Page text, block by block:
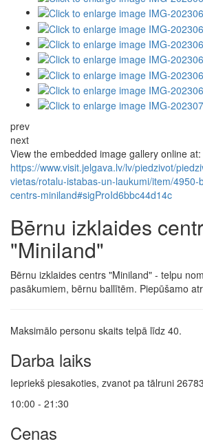
prev
next
View the embedded image gallery online at:
https://www.visit.jelgava.lv/lv/piedzivot/
vietas/rotalu-istabas-un-laukumi/item/4950-
centrs-miniland#sigProId6bbc44d14c
Bērnu izklaides
"Miniland"
Bērnu izklaides centrs "Miniland" - telpu
pasākumiem, bērnu ballītēm. Piepūšamo
Maksimālo personu skaits telpā līdz 40.
Darba laiks
Iepriekš piesakoties, zvanot pa tālruni
10:00 - 21:30
Cenas